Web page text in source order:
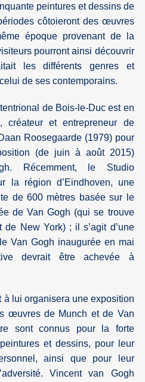
peintures et dessins de
côtoieront des œuvres
époque provenant de la
pourront ainsi découvrir
les différents genres et
de ses contemporains.
de Bois-le-Duc est en
créateur et entrepreneur de
Roosegaarde (1979) pour
(de juin à août 2015)
Récemment, le Studio
la région d’Eindhoven, une
de 600 mètres basée sur le
de Van Gogh (qui se trouve
New York) ; il s’agit d’une
Van Gogh inaugurée en mai
devrait être achevée à
à lui organisera une exposition
œuvres de Munch et de Van
sont connus pour la forte
et dessins, pour leur
ainsi que pour leur
Vincent van Gogh